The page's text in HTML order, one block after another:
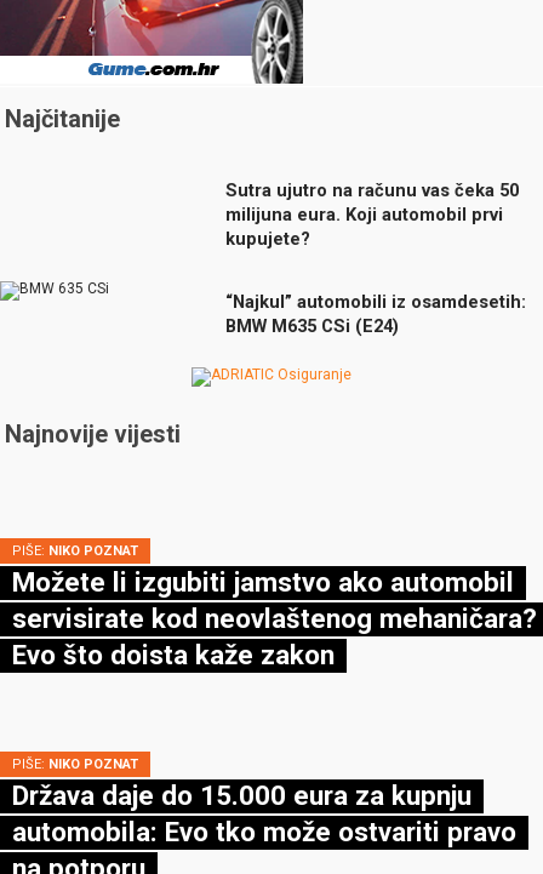
Najčitanije
Sutra ujutro na računu vas čeka 50
milijuna eura. Koji automobil prvi
kupujete?
“Najkul” automobili iz osamdesetih:
BMW M635 CSi (E24)
Najnovije vijesti
PIŠE: NIKO POZNAT
Možete li izgubiti jamstvo ako automobil
servisirate kod neovlaštenog mehaničara?
Evo što doista kaže zakon
PIŠE: NIKO POZNAT
Država daje do 15.000 eura za kupnju
automobila: Evo tko može ostvariti pravo
na potporu